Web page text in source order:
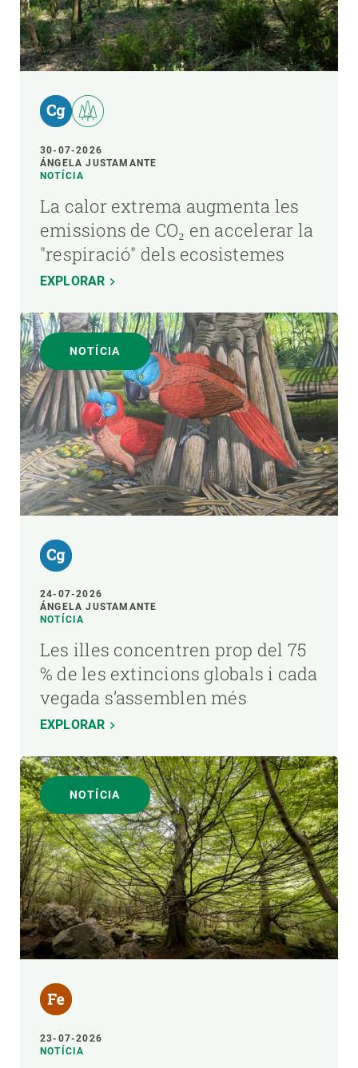
30-07-2026
ÁNGELA JUSTAMANTE
NOTÍCIA
La calor extrema augmenta les
emissions de CO₂ en accelerar la
"respiració" dels ecosistemes
EXPLORAR
NOTÍCIA
24-07-2026
ÁNGELA JUSTAMANTE
NOTÍCIA
Les illes concentren prop del 75
% de les extincions globals i cada
vegada s’assemblen més
EXPLORAR
NOTÍCIA
23-07-2026
NOTÍCIA